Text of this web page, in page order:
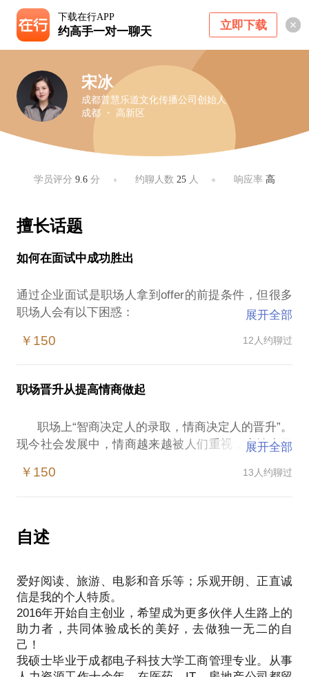
下载在行APP
约高手一对一聊天 立即下载
宋冰
成都普慧乐道文化传播公司创始人
成都 ・ 高新区
学员评分9.6 分 约聊人数 25人 响应率 高
擅长话题
如何在面试中成功胜出
通过企业面试是职场人拿到offer的前提条件，但很多
职场人会有以下困惑：
简历发出后，石沉大海，没有回音；
面试中觉得有胜出希望，但最终还是被拒之门外，却
不解其中原由。
经验，无论是基层人员的面试还是中高级管理者的引
进都有大量的案例，可谓识人无数，也见证了许多人
因对自己认知不清晰，或缺乏面试知识和技巧而错失
作没有信心，或觉得迟迟找不到理想工作，我能给你
帮你诊断个人简历，写出一份吸引面试官的简历；
帮你诊断过往面试中遇到的问题，找到解决痛点的方
法；
帮你准确定位职业方向，合理规划现在和今后的职业
发展；
教授实用的面试方法和技巧，助你找到理想工作。
展开全部
￥150 12人约聊过
职场晋升从提高情商做起
职场上“智商决定人的录取，情商决定人的晋升”。
现今社会发展中，情商越来越被人们重视，高情商无
作用。
加班成常态，却不见业务成果显现？
得不到上司理解，老挨批评？
看不到未来，又不敢轻言放弃？
一言不合就心情不爽，甚至发火？
情商低并不可怕，也别郁闷，因为情商只是一种技
能，是可以通过学习和践行不断提升的。
多年的人力资源工作经历，让我有大量机会在员工招
聘、员工关系维护、员工激励和晋升方面与人进行交
展开全部
￥150 13人约聊过
自述
爱好阅读、旅游、电影和音乐等；乐观开朗、正直诚
信是我的个人特质。
2016年开始自主创业，希望成为更多伙伴人生路上的
助力者，共同体验成长的美好，去做独一无二的自
己！
我硕士毕业于成都电子科技大学工商管理专业。从事